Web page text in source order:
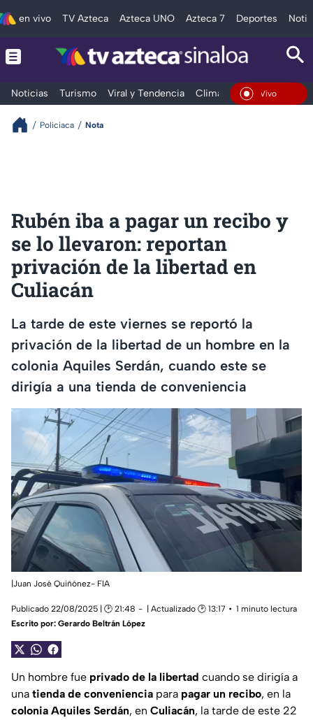
en vivo TV Azteca Azteca UNO Azteca 7 Deportes
Noticias Turismo Viral y Tendencia Clima Deportes
En Vivo
Policiaca Nota
Rubén iba a pagar un recibo y
se lo llevaron: reportan
privación de la libertad en
Culiacán
La tarde de este viernes se reportó la
privación de la libertad de un hombre en la
colonia Aquiles Serdán, cuando este se
dirigía a una tienda de conveniencia
|Juan José Quiñónez- FIA
Publicado 22/08/2025 | 🕑 21:48 | Actualizado 🕑 13:17
1 minuto lectura
Escrito por: Gerardo Beltrán López
Un hombre fue privado de la libertad cuando se dirigía a
una tienda de conveniencia para pagar un recibo, en la
colonia Aquiles Serdán, en Culiacán, la tarde de este 22